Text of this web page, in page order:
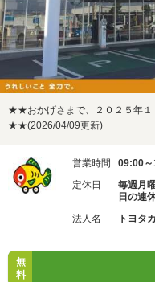
★★おかげさまで、２０２５年１
★★(2026/04/09更新)
営業時間
09:00
定休日
毎週月
日の連
法人名
トヨタ
無
料